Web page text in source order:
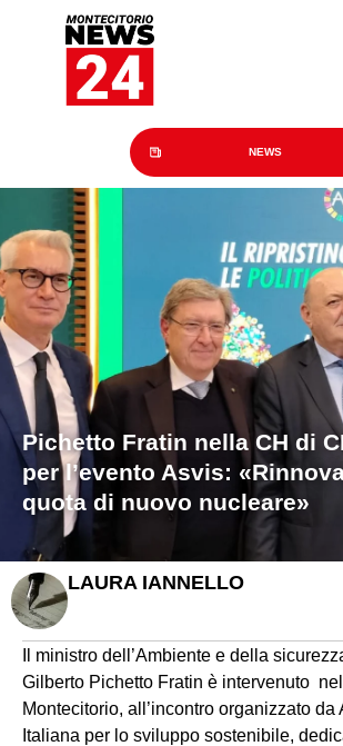
Pichetto Fratin nella CH di
per l’evento Asvis:
quota di nuovo nucleare»
NEWS
LAURA IANNELLO
Il ministro dell’Ambiente e della
Gilberto Pichetto Fratin è intervenuto
Montecitorio, all’incontro organizzato da
Italiana per lo sviluppo sostenibile,